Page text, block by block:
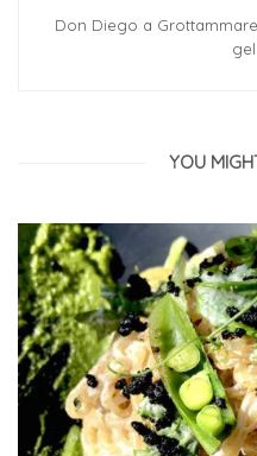
Don Diego a
YOU